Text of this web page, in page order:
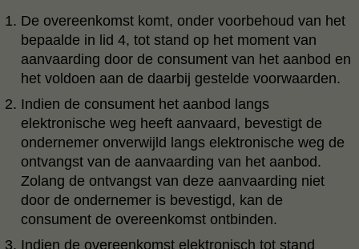
De overeenkomst komt, onder voorbehoud van het
bepaalde in lid 4, tot stand op het moment van
aanvaarding door de consument van het aanbod en
het voldoen aan de daarbij gestelde voorwaarden.
Indien de consument het aanbod langs
elektronische weg heeft aanvaard, bevestigt de
ondernemer onverwijld langs elektronische weg de
ontvangst van de aanvaarding van het aanbod.
Zolang de ontvangst van deze aanvaarding niet
door de ondernemer is bevestigd, kan de
consument de overeenkomst ontbinden.
Indien de overeenkomst elektronisch tot stand